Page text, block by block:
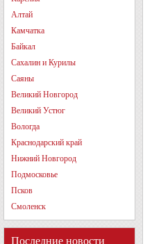
Алтай
Камчатка
Байкал
Сахалин и Курилы
Саяны
Великий Новгород
Великий Устюг
Вологда
Краснодарский край
Нижний Новгород
Подмосковье
Псков
Смоленск
Последние новости